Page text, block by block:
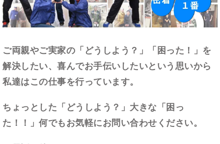
ご両親やご実家の「どうしよう？」「困った！」を
解決したい、喜んでお手伝いしたいという思いから
私達はこの仕事を行っています。
ちょっとした「どうしよう？」大きな「困っ
た！！」何でもお気軽にお問い合わせください。